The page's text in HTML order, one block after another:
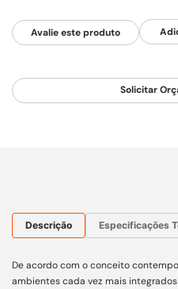
Avalie este produto
Solicitar
Descrição Especificações
De acordo com o conceito
ambientes cada vez mais